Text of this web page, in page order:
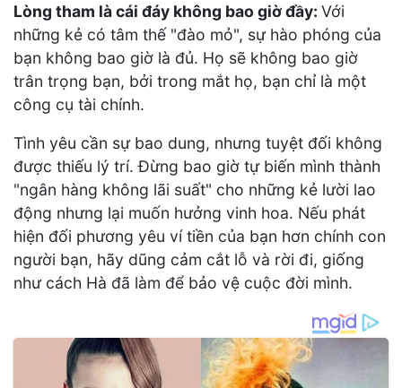
Lòng tham là cái đáy không bao giờ đầy: Với
những kẻ có tâm thế "đào mỏ", sự hào phóng của
bạn không bao giờ là đủ. Họ sẽ không bao giờ
trân trọng bạn, bởi trong mắt họ, bạn chỉ là một
công cụ tài chính.
Tình yêu cần sự bao dung, nhưng tuyệt đối không
được thiếu lý trí. Đừng bao giờ tự biến mình thành
"ngân hàng không lãi suất" cho những kẻ lười lao
động nhưng lại muốn hưởng vinh hoa. Nếu phát
hiện đối phương yêu ví tiền của bạn hơn chính con
người bạn, hãy dũng cảm cắt lỗ và rời đi, giống
như cách Hà đã làm để bảo vệ cuộc đời mình.